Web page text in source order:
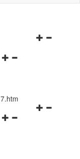
Navigationsmenü
Navigationsmenü